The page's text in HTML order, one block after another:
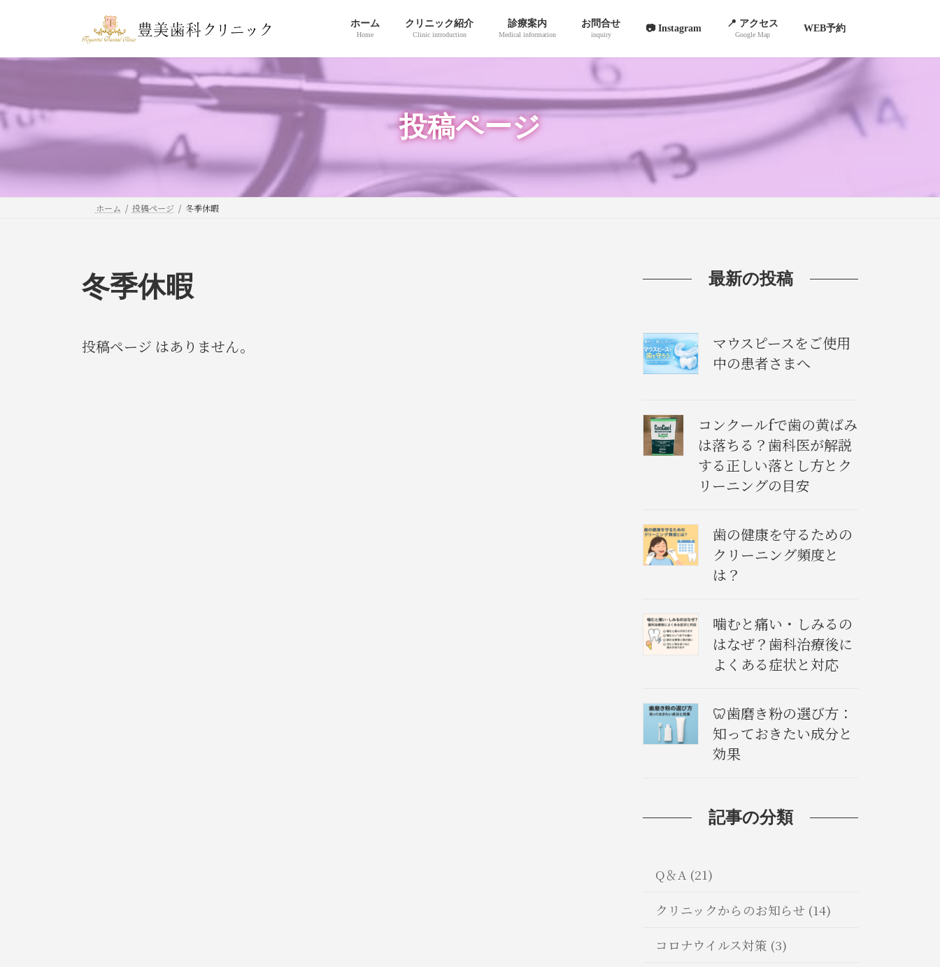
へ
ス
キ
ッ
プ
ョ
ン
に
移
動
ホーム
Home
クリニック紹介
Clinic introduction
診療案内
Medical information
お問合せ
inquiry
📷 Instagram 📍 アクセス
Google Map
WEB予約
投稿ページ
ホーム 投稿ページ 冬季休暇
冬季休暇
投稿ページ はありません。
最新の投稿
マウスピースをご使用
中の患者さまへ
コンクールfで歯の黄ばみ
は落ちる？歯科医が解説
する正しい落とし方とク
リーニングの目安
歯の健康を守るための
クリーニング頻度と
は？
噛むと痛い・しみるの
はなぜ？歯科治療後に
よくある症状と対応
🦷歯磨き粉の選び方：
知っておきたい成分と
効果
記事の分類
Q＆A (21)
クリニックからのお知らせ (14)
コロナウイルス対策 (3)